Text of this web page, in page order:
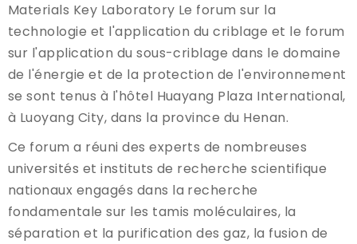
Materials Key Laboratory Le forum sur la
technologie et l'application du criblage et le forum
sur l'application du sous-criblage dans le domaine
de l'énergie et de la protection de l'environnement
se sont tenus à l'hôtel Huayang Plaza International,
à Luoyang City, dans la province du Henan.
Ce forum a réuni des experts de nombreuses
universités et instituts de recherche scientifique
nationaux engagés dans la recherche
fondamentale sur les tamis moléculaires, la
séparation et la purification des gaz, la fusion de